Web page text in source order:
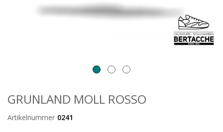
GRUNLAND MOLL ROSSO
Artikelnummer 0241